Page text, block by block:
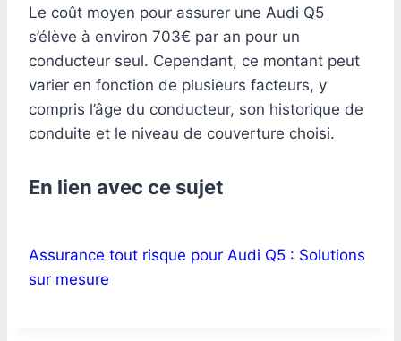
Le coût moyen pour assurer une Audi Q5
s’élève à environ 703€ par an pour un
conducteur seul. Cependant, ce montant peut
varier en fonction de plusieurs facteurs, y
compris l’âge du conducteur, son historique de
conduite et le niveau de couverture choisi.
En lien avec ce sujet
Assurance tout risque pour Audi Q5 : Solutions
sur mesure